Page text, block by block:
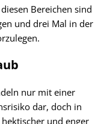
Bereichen sind
und drei Mal in der
nur mit einer
dar, doch in
und enger